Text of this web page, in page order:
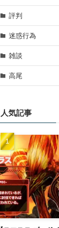
評判
迷惑行為
雑談
高尾
人気記事